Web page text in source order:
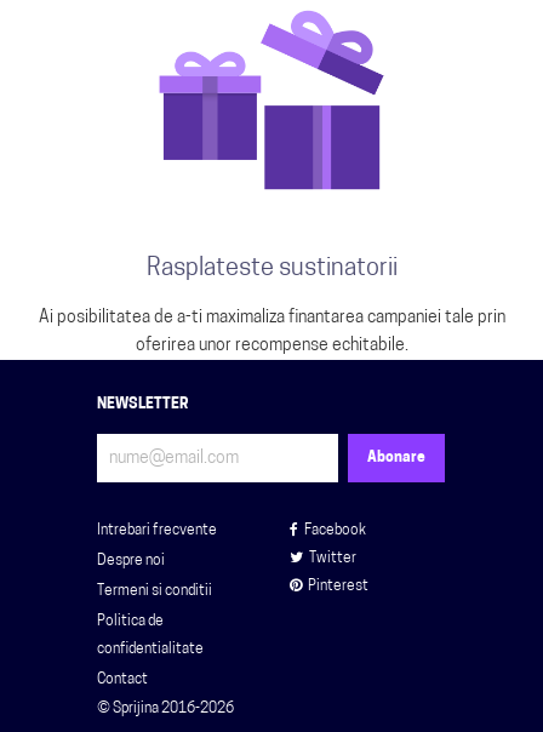
Rasplateste sustinatorii
Ai posibilitatea de a-ti maximaliza finantarea campaniei tale prin
oferirea unor recompense echitabile.
NEWSLETTER
Intrebari frecvente
Despre noi
Termeni si conditii
Politica de
confidentialitate
Contact
Facebook
Twitter
Pinterest
© Sprijina 2016-2026